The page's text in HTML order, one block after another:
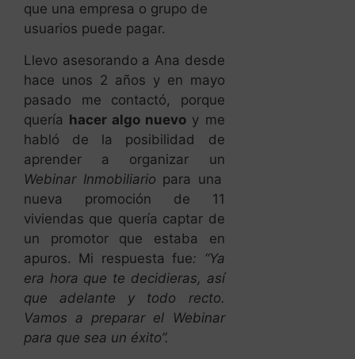
que una empresa o grupo de
usuarios puede pagar.
Llevo asesorando a Ana desde
hace unos 2 años y en mayo
pasado me contactó, porque
quería hacer algo nuevo y me
habló de la posibilidad de
aprender a organizar un
Webinar Inmobiliario para una
nueva promoción de 11
viviendas que quería captar de
un promotor que estaba en
apuros. Mi respuesta fue:
“Ya
era hora que te decidieras, así
que adelante y todo recto.
Vamos a preparar el Webinar
para que sea un éxito”.